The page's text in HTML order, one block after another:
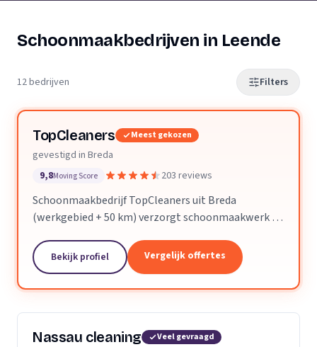
Schoonmaakbedrijven in Leende
12 bedrijven Filters
TopCleaners Meest gekozen
gevestigd in Breda
9,8Moving Score 203 reviews
Schoonmaakbedrijf TopCleaners uit Breda
(werkgebied + 50 km) verzorgt schoonmaakwerk bij
enthousiaste en vak geschoolde schoonmakers. Wij
leveren...
Bekijk profiel Vergelijk offertes
Nassau cleaning Veel gevraagd